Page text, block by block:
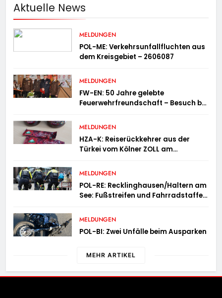
Aktuelle News
MELDUNGEN
POL-ME: Verkehrsunfallfluchten aus
dem Kreisgebiet – 2606087
MELDUNGEN
FW-EN: 50 Jahre gelebte
Feuerwehrfreundschaft – Besuch bei
Österreich
MELDUNGEN
HZA-K: Reiserückkehrer aus der
Türkei vom Kölner ZOLL am
Potenzhonig erwischt / Gefährlicher
Trend hält an
MELDUNGEN
POL-RE: Recklinghausen/Haltern am
See: Fußstreifen und Fahrradstaffel
MELDUNGEN
POL-BI: Zwei Unfälle beim Ausparken
MEHR ARTIKEL